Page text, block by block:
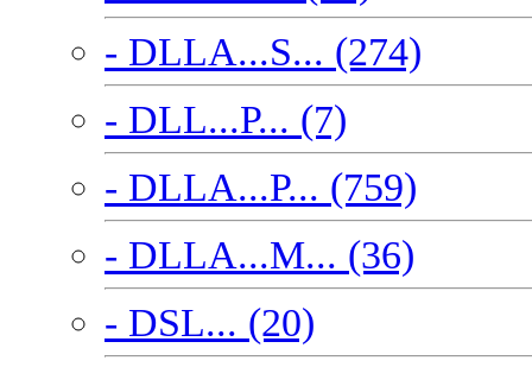
- DLLA...S... (274)
- DLL...P... (7)
- DLLA...P... (759)
- DLLA...M... (36)
- DSL... (20)